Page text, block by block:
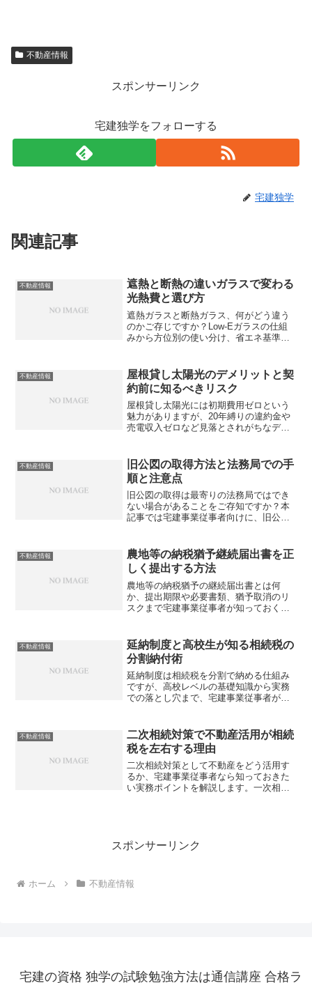
不動産情報
スポンサーリンク
宅建独学をフォローする
宅建独学
関連記事
不動産情報
遮熱と断熱の違いガラスで変わる
光熱費と選び方
遮熱ガラスと断熱ガラス、何がどう違う
のかご存じですか？Low-Eガラスの仕組
みから方位別の使い分け、省エネ基準と
説明できますか？
不動産情報
屋根貸し太陽光のデメリットと契
約前に知るべきリスク
屋根貸し太陽光には初期費用ゼロという
魅力がありますが、20年縛りの違約金や
売電収入ゼロなど見落とされがちなデメ
不動産情報
旧公図の取得方法と法務局での手
順と注意点
旧公図の取得は最寄りの法務局ではでき
ない場合があることをご存知ですか？本
記事では宅建事業従事者向けに、旧公図
不動産情報
農地等の納税猶予継続届出書を正
しく提出する方法
農地等の納税猶予の継続届出書とは何
か、提出期限や必要書類、猶予取消のリ
スクまで宅建事業従事者が知っておくべ
不動産情報
延納制度と高校生が知る相続税の
分割納付術
延納制度は相続税を分割で納める仕組み
ですが、高校レベルの基礎知識から実務
での落とし穴まで、宅建事業従事者が押
不動産情報
二次相続対策で不動産活用が相続
税を左右する理由
二次相続対策として不動産をどう活用す
るか、宅建事業従事者なら知っておきた
い実務ポイントを解説します。一次相続
スポンサーリンク
ホーム 不動産情報
宅建の資格 独学の試験勉強方法は通信講座 合格ラ